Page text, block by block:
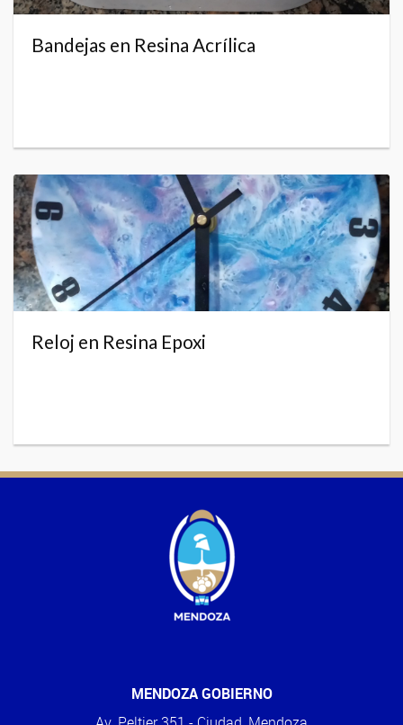
Bandejas en Resina Acrílica
Reloj en Resina Epoxi
MENDOZA GOBIERNO